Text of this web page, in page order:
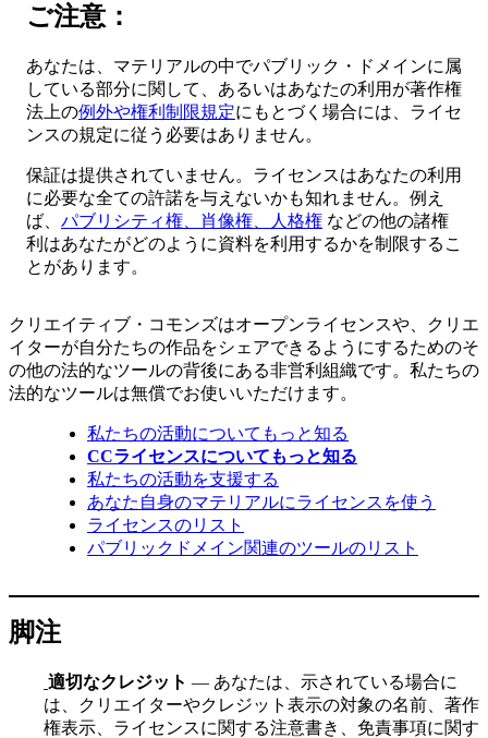
ご注意：
あなたは、マテリアルの中でパブリック・ドメインに属
している部分に関して、あるいはあなたの利用が著作権
法上の例外や権利制限規定にもとづく場合には、ライセ
ンスの規定に従う必要はありません。
保証は提供されていません。ライセンスはあなたの利用
に必要な全ての許諾を与えないかも知れません。例え
ば、 パブリシティ権、肖像権、人格権 などの他の諸権
利はあなたがどのように資料を利用するかを制限するこ
とがあります。
クリエイティブ・コモンズはオープンライセンスや、クリエ
イターが自分たちの作品をシェアできるようにするためのそ
の他の法的なツールの背後にある非営利組織です。私たちの
法的なツールは無償でお使いいただけます。
私たちの活動についてもっと知る
CCライセンスについてもっと知る
私たちの活動を支援する
あなた自身のマテリアルにライセンスを使う
ライセンスのリスト
パブリックドメイン関連のツールのリスト
脚注
適切なクレジット — あなたは、示されている場合に
は、クリエイターやクレジット表示の対象の名前、著作
権表示、ライセンスに関する注意書き、免責事項に関す